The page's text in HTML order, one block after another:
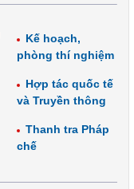
Kế hoạch,
phòng thí nghiệm
Hợp tác quốc tế
và Truyền thông
Thanh tra Pháp
chế